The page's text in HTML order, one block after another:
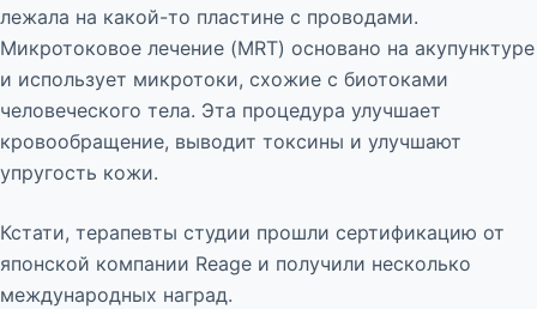
лежала на какой-то пластине с проводами.
Микротоковое лечение (MRT) основано на акупунктуре
и использует микротоки, схожие с биотоками
человеческого тела. Эта процедура улучшает
кровообращение, выводит токсины и улучшают
упругость кожи.
Кстати, терапевты студии прошли сертификацию от
японской компании Reage и получили несколько
международных наград.